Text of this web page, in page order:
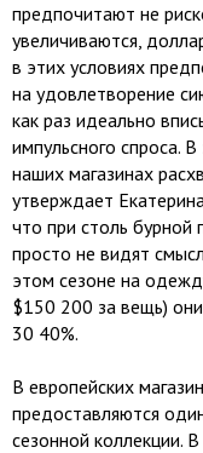
предпочитают не
увеличиваются,
в этих условиях
на удовлетворение
как раз идеально
импульсного спроса.
наших магазинах
утверждает
что при столь бурной
просто не видят
этом сезоне на
$150 200 за вещь)
30 40%.
В европейских
предоставляются
сезонной коллекции.